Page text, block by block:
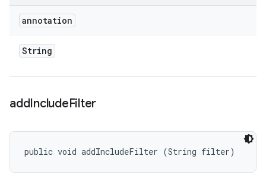
annotation
String
addIncludeFilter
public void addIncludeFilter (String filter)